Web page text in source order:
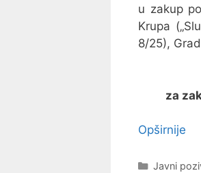
u zakup
Krupa
8/25),
za
Opširnije
Kategorije
Javni